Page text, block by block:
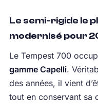
Le semi-rigide le
modernisé pour
Le Tempest 700
gamme Capelli.
des années, il vient
tout en conservant sa